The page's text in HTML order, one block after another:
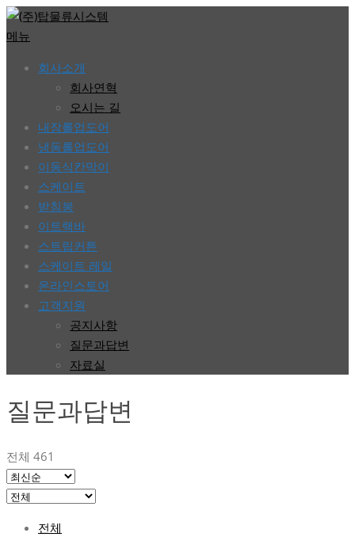
콘
텐
메뉴
회사소개
회사연혁
오시는 길
내장롤업도어
냉동롤업도어
이동식칸막이
스케이트
받침봉
이트랙바
스트립커튼
스케이트 레일
온라인스토어
고객지원
공지사항
질문과답변
자료실
질문과답변
전체 461
전체